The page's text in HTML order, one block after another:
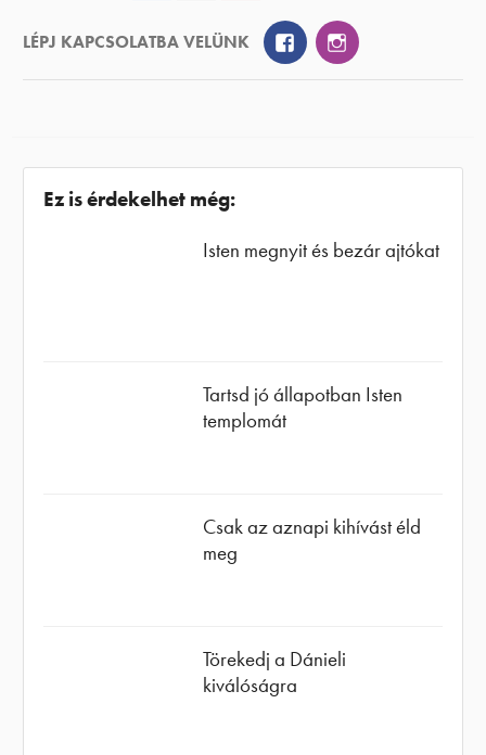
LÉPJ KAPCSOLATBA VELÜNK FacebookInstagram
Ez is érdekelhet még:
Isten megnyit és bezár ajtókat
Tartsd jó állapotban Isten
templomát
Csak az aznapi kihívást éld
meg
Törekedj a Dánieli
kiválóságra